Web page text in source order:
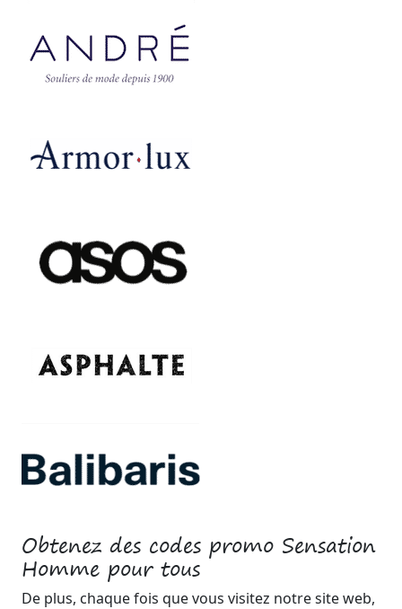
Obtenez des codes promo Sensation
Homme pour tous
De plus, chaque fois que vous visitez notre site web,